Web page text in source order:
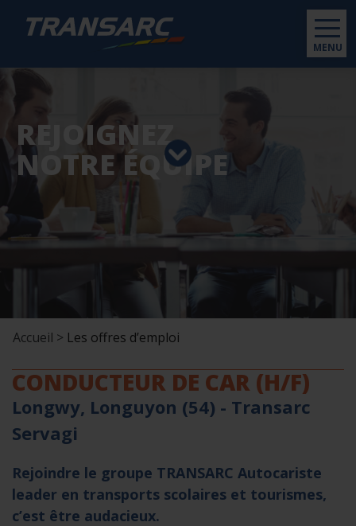
MENU
REJOIGNEZ
NOTRE ÉQUIPE
Accueil > Les offres d’emploi
CONDUCTEUR DE CAR (H/F)
Longwy, Longuyon (54) - Transarc
Servagi
Rejoindre le groupe TRANSARC Autocariste
leader en transports scolaires et tourismes,
c’est être audacieux.